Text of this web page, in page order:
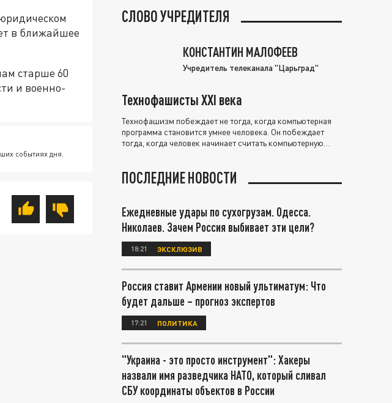
в ближайшее
старше 60
и военно-
событиях дня.
СЛОВО УЧРЕДИТЕЛЯ
КОНСТАНТИН МАЛОФЕЕВ
Учредитель телеканала "Царьград"
Технофашисты XXI века
Технофашизм побеждает не тогда, когда компьютерная
программа становится умнее человека. Он побеждает
тогда, когда человек начинает считать компьютерную
ПОСЛЕДНИЕ НОВОСТИ
Ежедневные удары по сухогрузам. Одесса.
Николаев. Зачем Россия выбивает эти цели?
18:21 ЭКСКЛЮЗИВ
Россия ставит Армении новый ультиматум: Что
будет дальше – прогноз экспертов
17:21 ПОЛИТИКА
"Украина - это просто инструмент": Хакеры
назвали имя разведчика НАТО, который сливал
СБУ координаты объектов в России